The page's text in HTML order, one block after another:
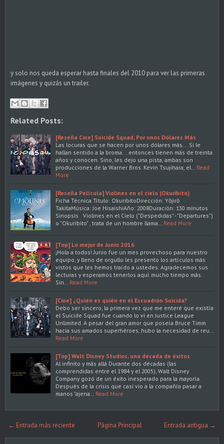
y solo nos queda esperar hasta finales del 2010 para ver las primeras
imágenes y quizás un trailer.
Related Posts:
[Reseña Cine] Suicide Squad, Por unos Dólares Más
Las locuras que se hacen por unos dólares más... Si le
hallan sentido a la broma... entonces tienen más de treinta
años y conocen. Sino, les dejo una pista, ambas son
producciones de la Warner Bros. Kevin Tsujihara, el…
Read
More
[Reseña Película] Violines en el cielo (Okuribito)
Ficha Técnica Título: OkuribitoDirección: Yōjirō
TakitaMúsica: Joe HisaishiAño: 2008Duración: 130 minutos
Sinopsis Violines en el Cielo ("Despedidas" - "Departures")
o "Okuribito" , trata de un hombre llama…
Read More
[Top] Lo mejor de Junio 2016
¡Hola a todos! Junio fue un mes provechoso para nuestro
equipo, y lleno de orgullo les presento los artículos más
vistos que les hemos traído a ustedes. Agradecemos sus
lecturas y esperamos tenerlos aquí mucho tiempo más.
Sin…
Read More
[Cine] ¿Quién es quién en el Escuadrón Suicida?
Debo ser sincero, la primera vez que me enteré que existía
el Suicide Squad fue cuando lo vi en Justice League
Unlimited. A pesar del gran amor que poseía Bruce Timm
hacia sus amados superhéroes, hubo la necesidad de reu…
Read More
[Top] Walt Disney Studios, una década de éxitos
Al infinito y más allá Durante dos décadas (las
comprendidas entre el 1984 y el 2005), Walt Disney
Company gozó de un éxito inesperado para la mayoría.
Después de la crisis que casi vio a la compañía pasar a
manos "ajena…
Read More
← Entrada más reciente Entrada antigua →
Página Principal